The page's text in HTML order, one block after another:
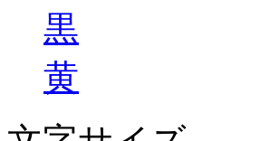
黒
黄